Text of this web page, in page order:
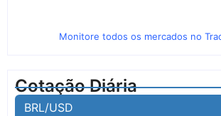
Monitore todos os mercados no
Cotação Diária
BRL/USD